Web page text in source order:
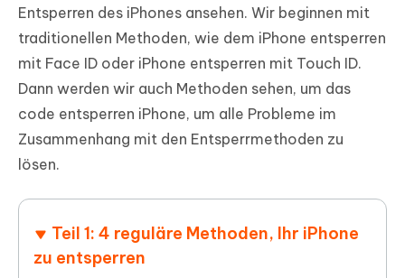
Entsperren des iPhones ansehen. Wir beginnen mit
traditionellen Methoden, wie dem iPhone entsperren
mit Face ID oder iPhone entsperren mit Touch ID.
Dann werden wir auch Methoden sehen, um das
code entsperren iPhone, um alle Probleme im
Zusammenhang mit den Entsperrmethoden zu
lösen.
Teil 1: 4 reguläre Methoden, Ihr iPhone
zu entsperren